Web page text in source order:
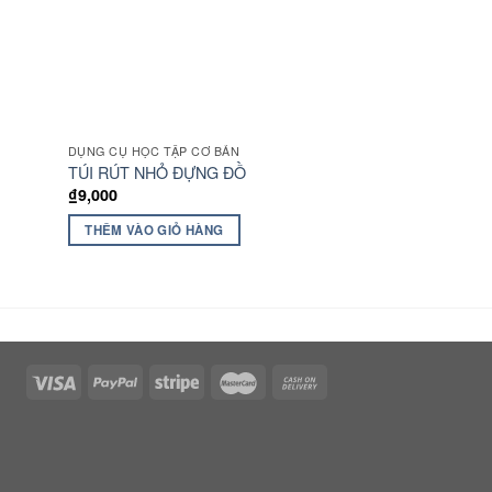
DỤNG CỤ HỌC TẬP CƠ BẢN
TÚI RÚT NHỎ ĐỰNG ĐỒ
₫9,000
THÊM VÀO GIỎ HÀNG